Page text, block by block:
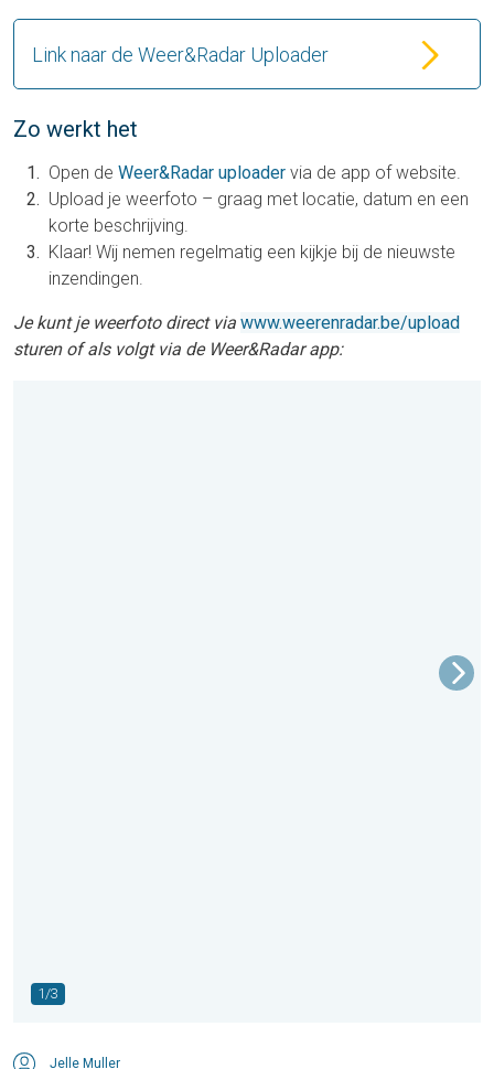
Link naar de Weer&Radar Uploader
Zo werkt het
Open de Weer&Radar uploader via de app of website.
Upload je weerfoto – graag met locatie, datum en een
korte beschrijving.
Klaar! Wij nemen regelmatig een kijkje bij de nieuwste
inzendingen.
Je kunt je weerfoto direct via www.weerenradar.be/upload
sturen of als volgt via de Weer&Radar app:
1/3
Jelle Muller